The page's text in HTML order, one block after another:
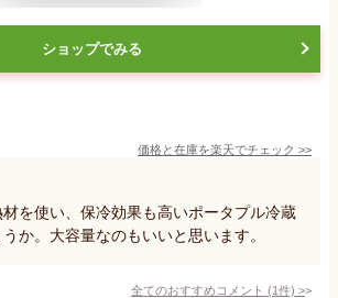
ショップでみる
価格と在庫を楽天でチェック >>
を使い、保冷効果も高いポータプル冷蔵
か。大容量なのもいいと思います。
全てのおすすめコメント (1件) >